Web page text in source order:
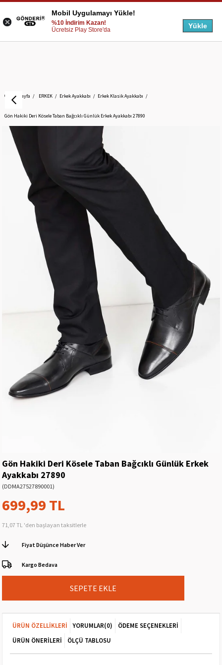
Anasayfa ERKEK Erkek Ayakkabı Erkek Klasik Ayakkabı
Gön Hakiki Deri Kösele Taban Bağcıklı Günlük Erkek Ayakkabı 27890
Gön Hakiki Deri Kösele Taban Bağcıklı Günlük Erkek
Ayakkabı 27890
(DDMA27527890001)
699,99 TL
71,07 TL 'den başlayan taksitlerle
Fiyat Düşünce Haber Ver
Kargo Bedava
ÜRÜN ÖZELLIKLERI YORUMLAR(0)
ÖDEME SEÇENEKLERI
ÜRÜN ÖNERILERI
ÖLÇÜ TABLOSU
Mobil Uygulamayı Yükle!
%10 İndirim Kazan!
Ücretsiz Play Store'da
Yükle